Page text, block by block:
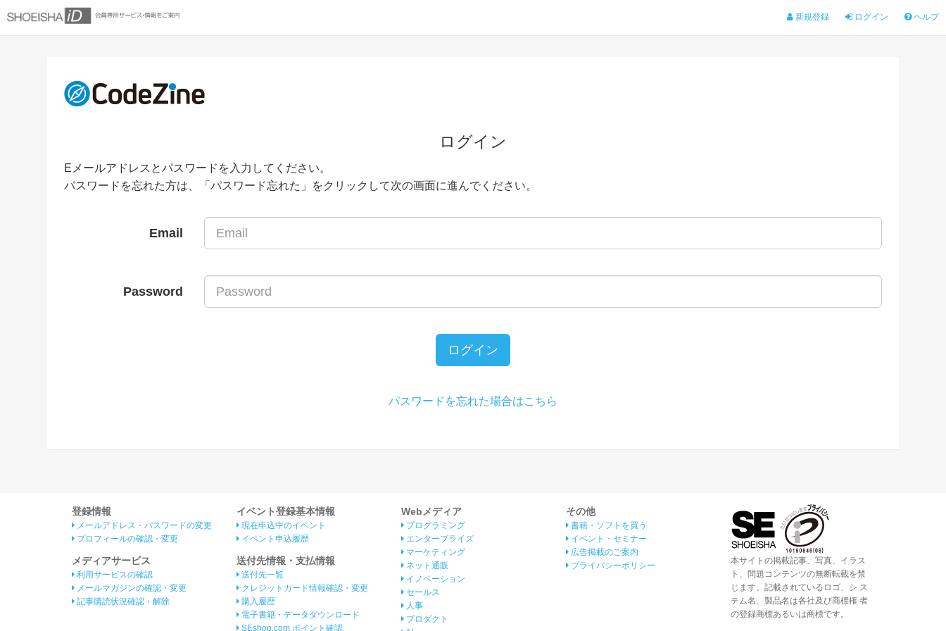
新規登録 ログイン ヘルプ
ログイン
Eメールアドレスとパスワードを入力してください。
パスワードを忘れた方は、「パスワード忘れた」をクリックして次の画面に進んでください。
Email
Password
ログイン
パスワードを忘れた場合はこちら
登録情報
メールアドレス・パスワードの変更
プロフィールの確認・変更
メディアサービス
利用サービスの確認
メールマガジンの確認・変更
記事購読状況確認・解除
イベント登録基本情報
現在申込中のイベント
イベント申込履歴
送付先情報・支払情報
送付先一覧
クレジットカード情報確認・変更
購入履歴
電子書籍・データダウンロード
SEshop.com ポイント確認
Webメディア
プログラミング
エンタープライズ
マーケティング
ネット通販
イノベーション
セールス
人事
プロダクト
その他
書籍・ソフトを買う
イベント・セミナー
広告掲載のご案内
プライバシーポリシー
本サイトの掲載記事、写真、イラス
ト、問題コンテンツの無断転載を禁
じます。記載されているロゴ、シ ス
テム名、製品名は各社及び商標権 者
の登録商標あるいは商標です。